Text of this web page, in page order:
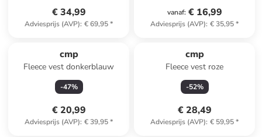
€ 34,99
Adviesprijs (AVP): € 69,95*
vanaf: € 16,99
Adviesprijs (AVP): € 35,95*
cmp
Fleece vest donkerblauw
-47%
€ 20,99
Adviesprijs (AVP): € 39,95*
cmp
Fleece vest roze
-52%
€ 28,49
Adviesprijs (AVP): € 59,95*